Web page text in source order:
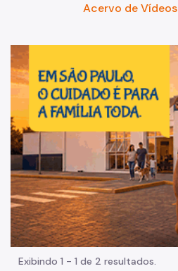
Acervo de Vídeos
Exibindo 1 - 1 de 2 resultados.